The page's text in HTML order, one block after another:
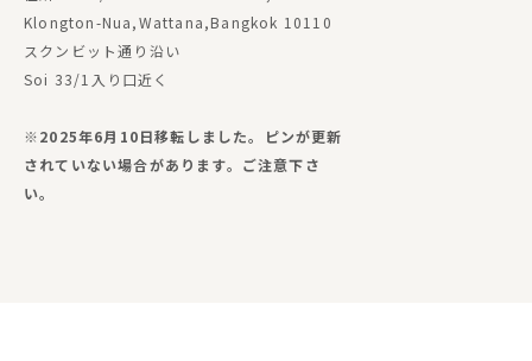
Klongton-Nua,Wattana,Bangkok 10110
スクンビット通り沿い
Soi 33/1入り口近く
※2025年6月10日移転しました。ピンが更新
されていない場合があります。ご注意下さ
い。